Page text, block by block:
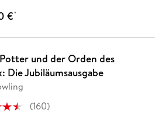
€*
und der Orden des
Die Jubiläumsausgabe
(160)